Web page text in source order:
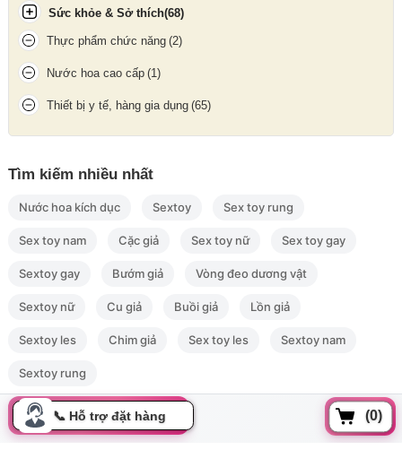
(0)
Sức khỏe & Sở thích(68)
Thực phẩm chức năng (2)
Nước hoa cao cấp (1)
Thiết bị y tế, hàng gia dụng (65)
Tìm kiếm nhiều nhất
Nước hoa kích dục Sextoy Sex toy rung
Sex toy nam Cặc giả Sex toy nữ Sex toy gay
Sextoy gay Bướm giả Vòng đeo dương vật
Sextoy nữ Cu giả Buồi giả Lồn giả
Sextoy les Chim giả Sex toy les Sextoy nam
Sextoy rung